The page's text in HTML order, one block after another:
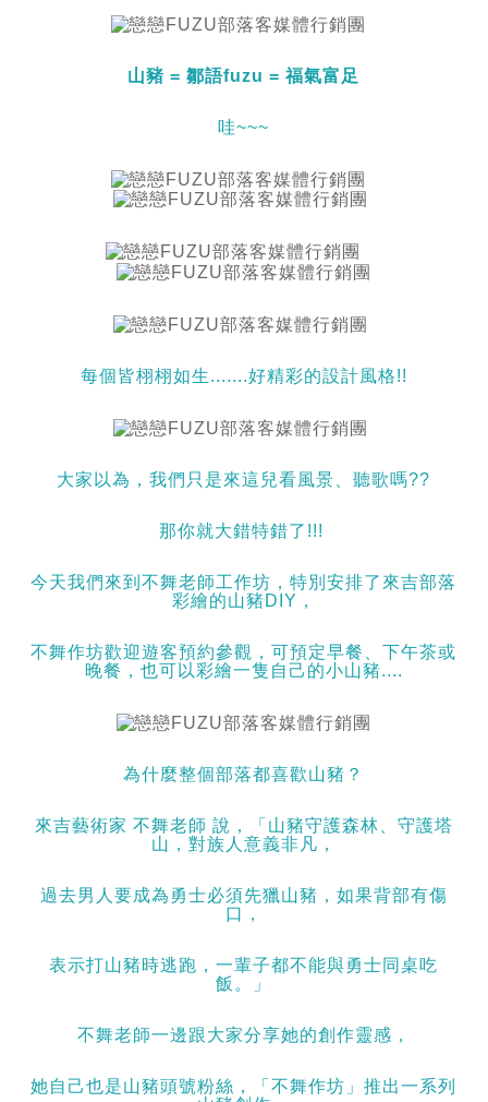
山豬 = 鄒語fuzu = 福氣富足
哇~~~
每個皆栩栩如生.......好精彩的設計風格!!
大家以為，我們只是來這兒看風景、聽歌嗎??
那你就大錯特錯了!!!
今天我們來到不舞老師工作坊，特別安排了來吉部落
彩繪的山豬DIY，
不舞作坊歡迎遊客預約參觀，可預定早餐、下午茶或
晚餐，也可以彩繪一隻自己的小山豬....
為什麼整個部落都喜歡山豬？
來吉藝術家 不舞老師 說，「山豬守護森林、守護塔
山，對族人意義非凡，
過去男人要成為勇士必須先獵山豬，如果背部有傷
口，
表示打山豬時逃跑，一輩子都不能與勇士同桌吃
飯。」
不舞老師一邊跟大家分享她的創作靈感，
她自己也是山豬頭號粉絲，「不舞作坊」推出一系列